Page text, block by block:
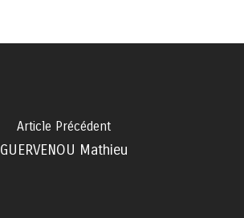
Article Précédent
GUERVENOU Mathieu